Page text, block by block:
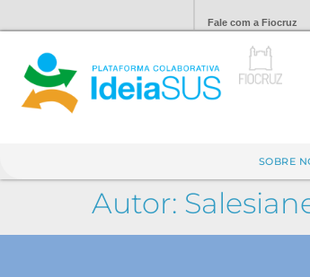
Fale com a Fiocruz
SOBRE
Autor: